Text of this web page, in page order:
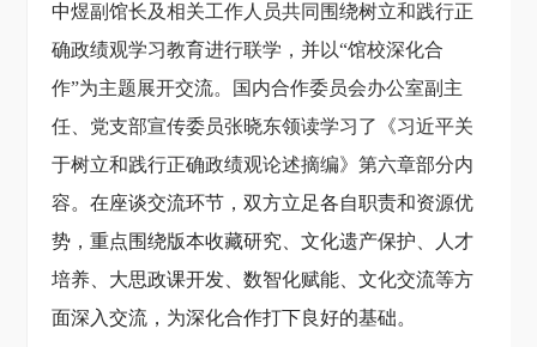
中煜副馆长及相关工作人员共同围绕树立和践行正
确政绩观学习教育进行联学，并以“馆校深化合
作”为主题展开交流。国内合作委员会办公室副主
任、党支部宣传委员张晓东领读学习了《习近平关
于树立和践行正确政绩观论述摘编》第六章部分内
容。在座谈交流环节，双方立足各自职责和资源优
势，重点围绕版本收藏研究、文化遗产保护、人才
培养、大思政课开发、数智化赋能、文化交流等方
面深入交流，为深化合作打下良好的基础。